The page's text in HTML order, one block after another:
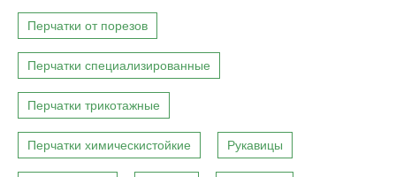
Перчатки от порезов
Перчатки специализированные
Перчатки трикотажные
Перчатки химическистойкие Рукавицы